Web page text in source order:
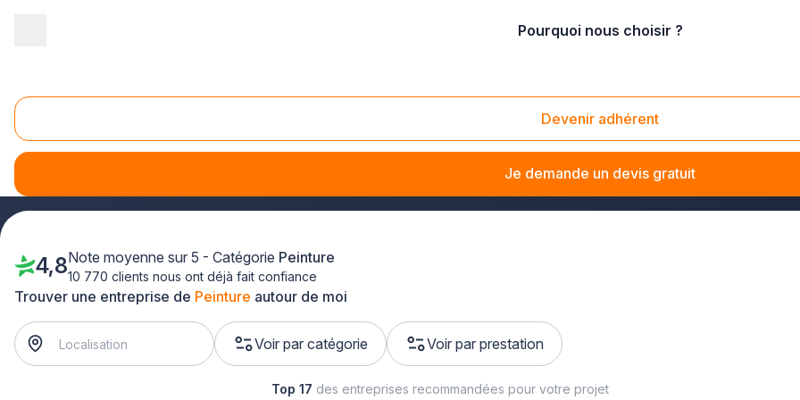
Pourquoi nous choisir ?
Devenir adhérent
Je demande un devis gratuit
Peinture Haut-Rhin (68)
Vous cherchez un peintre en bâtiment compétent dans le Haut-Rhin pourenduire des hangars ou rénover des
!
Trouver une entreprise de Peinture autour de moi
Voir par catégorie Voir par prestation
4,8Note moyenne sur 5 - Catégorie Peinture
10 770 clients nous ont déjà fait confiance
Top 17 des entreprises recommandées pour votre projet